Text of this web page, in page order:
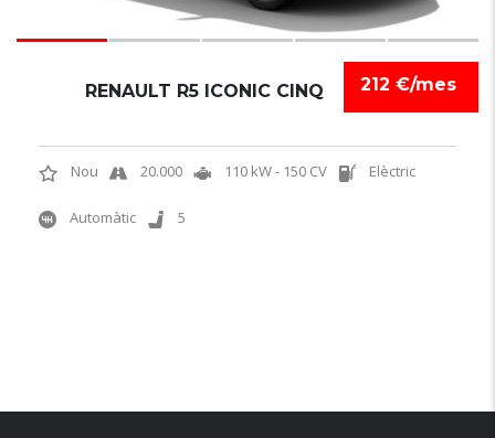
212 €/mes
RENAULT R5 ICONIC CINQ
Nou 20.000 110 kW - 150 CV Elèctric
Automàtic 5